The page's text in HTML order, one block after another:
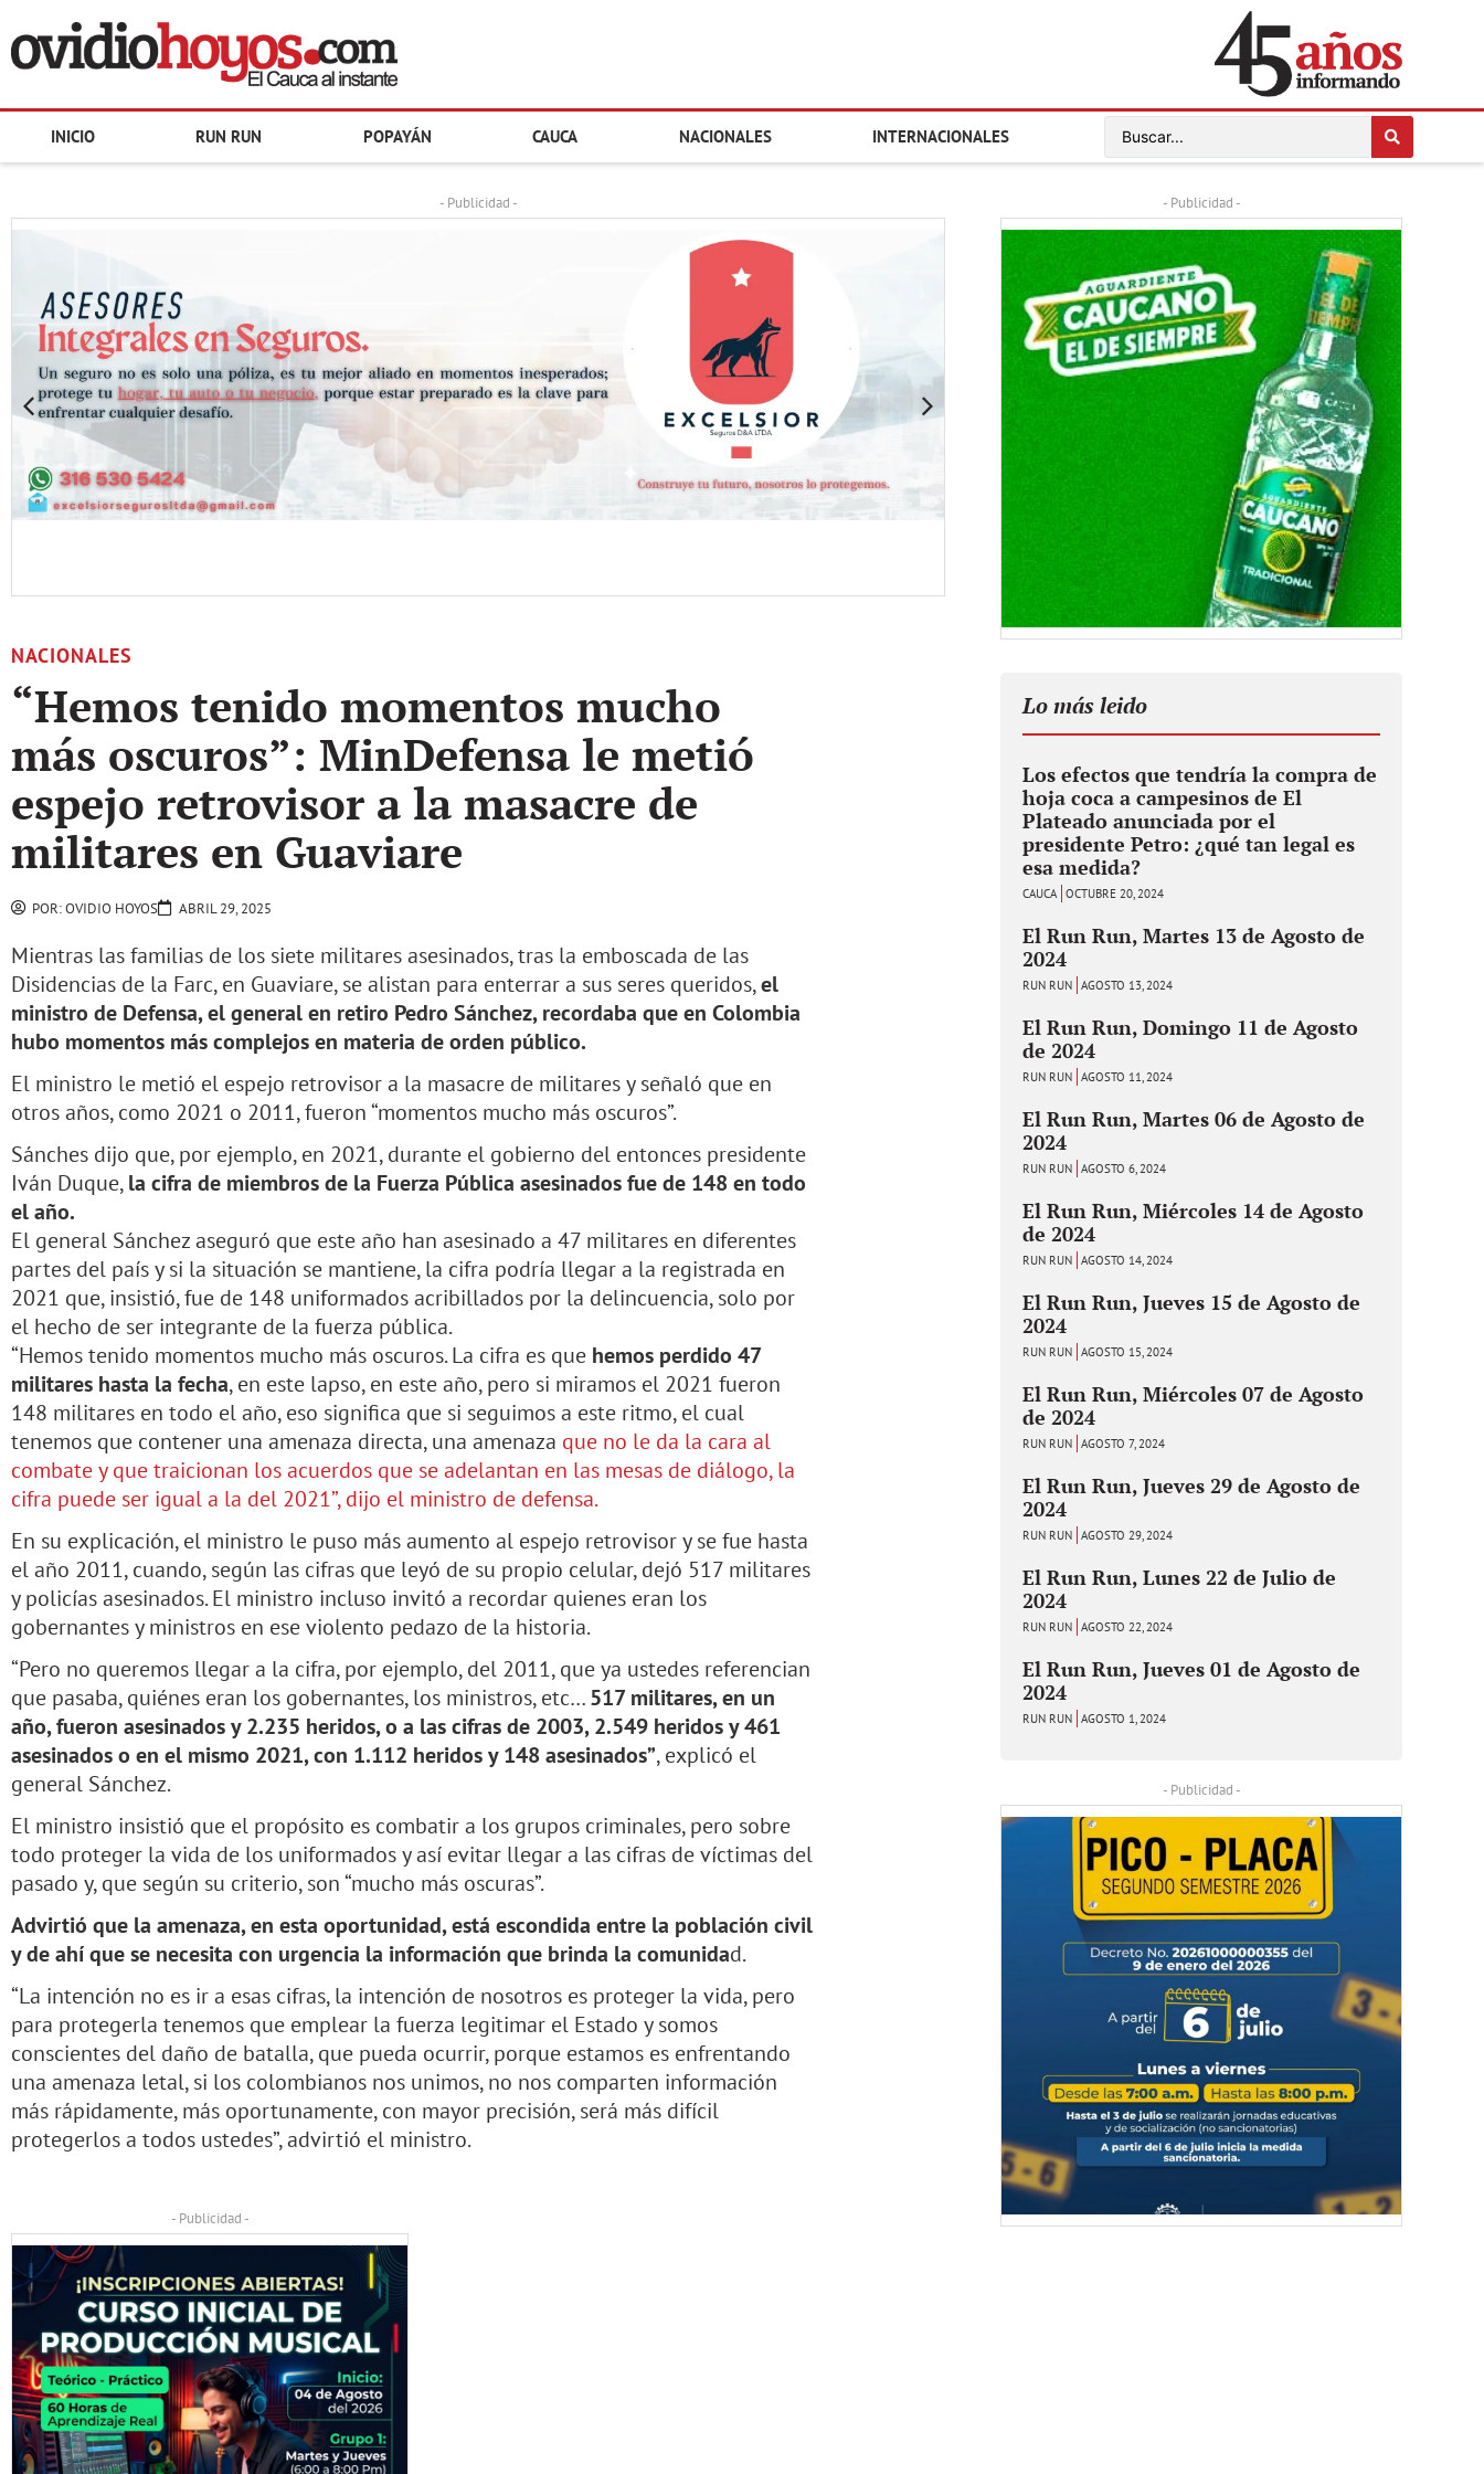
INICIO RUN RUN POPAYÁN CAUCA NACIONALES INTERNACIONALES
- Publicidad -
NACIONALES
“Hemos tenido momentos mucho
más oscuros”: MinDefensa le metió
espejo retrovisor a la masacre de
militares en Guaviare
POR:OVIDIO HOYOS ABRIL 29, 2025
Mientras las familias de los siete militares asesinados, tras la emboscada de las
Disidencias de la Farc, en Guaviare, se alistan para enterrar a sus seres queridos,el
ministro de Defensa, el general en retiro Pedro Sánchez, recordaba que en Colombia
hubo momentos más complejos en materia de orden público.
El ministro le metió el espejo retrovisor a la masacre de militares y señaló que en
otros años, como 2021 o 2011, fueron “momentos mucho más oscuros”.
Sánches dijo que, por ejemplo, en 2021, durante el gobierno del entonces presidente
Iván Duque,la cifra de miembros de la Fuerza Pública asesinados fue de 148 en todo
el año.
El general Sánchez aseguró que este año han asesinado a 47 militares en diferentes
partes del país y si la situación se mantiene, la cifra podría llegar a la registrada en
2021 que, insistió, fue de 148 uniformados acribillados por la delincuencia, solo por
el hecho de ser integrante de la fuerza pública.
“Hemos tenido momentos mucho más oscuros. La cifra es que hemos perdido 47
militares hasta la fecha, en este lapso, en este año, pero si miramos el 2021 fueron
148 militares en todo el año, eso significa que si seguimos a este ritmo, el cual
tenemos que contener una amenaza directa, una amenaza que no le da la cara al
combate y que traicionan los acuerdos que se adelantan en las mesas de diálogo, la
cifra puede ser igual a la del 2021”, dijo el ministro de defensa.
En su explicación, el ministro le puso más aumento al espejo retrovisor y se fue hasta
el año 2011, cuando, según las cifras que leyó de su propio celular, dejó 517 militares
y policías asesinados. El ministro incluso invitó a recordar quienes eran los
gobernantes y ministros en ese violento pedazo de la historia.
“Pero no queremos llegar a la cifra, por ejemplo, del 2011, que ya ustedes referencian
que pasaba, quiénes eran los gobernantes, los ministros, etc…517 militares, en un
año, fueron asesinados y 2.235 heridos, o a las cifras de 2003, 2.549 heridos y 461
asesinados o en el mismo 2021, con 1.112 heridos y 148 asesinados”, explicó el
general Sánchez.
El ministro insistió que el propósito es combatir a los grupos criminales, pero sobre
todo proteger la vida de los uniformados y así evitar llegar a las cifras de víctimas del
pasado y, que según su criterio, son “mucho más oscuras”.
Advirtió que la amenaza, en esta oportunidad, está escondida entre la población civil
y de ahí que se necesita con urgencia la información que brinda la comunidad.
“La intención no es ir a esas cifras, la intención de nosotros es proteger la vida, pero
para protegerla tenemos que emplear la fuerza legitimar el Estado y somos
conscientes del daño de batalla, que pueda ocurrir, porque estamos es enfrentando
una amenaza letal, si los colombianos nos unimos, no nos comparten información
más rápidamente, más oportunamente, con mayor precisión, será más difícil
protegerlos a todos ustedes”, advirtió el ministro.
- Publicidad -
- Publicidad -
Lo más leido
Los efectos que tendría la compra de
hoja coca a campesinos de El
Plateado anunciada por el
presidente Petro: ¿qué tan legal es
esa medida?
CAUCA OCTUBRE 20, 2024
El Run Run, Martes 13 de Agosto de
2024
RUN RUN AGOSTO 13, 2024
El Run Run, Domingo 11 de Agosto
de 2024
RUN RUN AGOSTO 11, 2024
El Run Run, Martes 06 de Agosto de
2024
RUN RUN AGOSTO 6, 2024
El Run Run, Miércoles 14 de Agosto
de 2024
RUN RUN AGOSTO 14, 2024
El Run Run, Jueves 15 de Agosto de
2024
RUN RUN AGOSTO 15, 2024
El Run Run, Miércoles 07 de Agosto
de 2024
RUN RUN AGOSTO 7, 2024
El Run Run, Jueves 29 de Agosto de
2024
RUN RUN AGOSTO 29, 2024
El Run Run, Lunes 22 de Julio de
2024
RUN RUN AGOSTO 22, 2024
El Run Run, Jueves 01 de Agosto de
2024
RUN RUN AGOSTO 1, 2024
- Publicidad -